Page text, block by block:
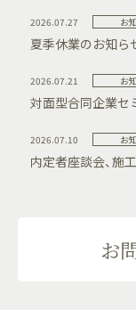
2026.07.27 お
夏季休業のお知ら
2026.07.21 お
対面型合同企業セ
2026.07.10 お
内定者座談会、施
お